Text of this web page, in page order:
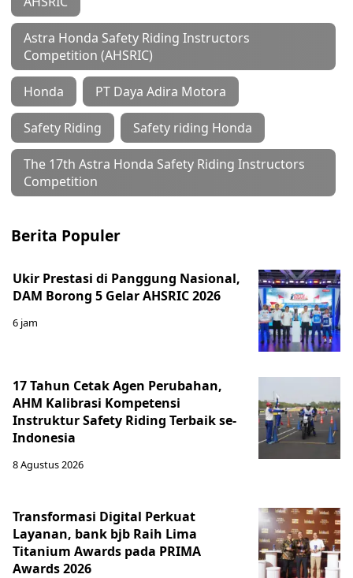
Astra Honda Safety Riding Instructors
Competition (AHSRIC)
Honda PT Daya Adira Motora
Safety Riding Safety riding Honda
The 17th Astra Honda Safety Riding Instructors
Competition
Berita Populer
Ukir Prestasi di Panggung Nasional,
DAM Borong 5 Gelar AHSRIC 2026
6 jam
17 Tahun Cetak Agen Perubahan,
AHM Kalibrasi Kompetensi
Instruktur Safety Riding Terbaik se-
Indonesia
8 Agustus 2026
Transformasi Digital Perkuat
Layanan, bank bjb Raih Lima
Titanium Awards pada PRIMA
Awards 2026